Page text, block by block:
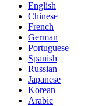
English
Chinese
French
German
Portuguese
Spanish
Russian
Japanese
Korean
Arabic